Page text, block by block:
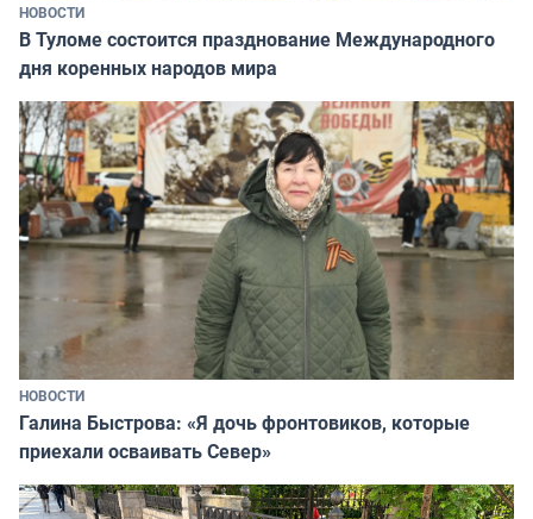
НОВОСТИ
В Туломе состоится празднование Международного
дня коренных народов мира
НОВОСТИ
Галина Быстрова: «Я дочь фронтовиков, которые
приехали осваивать Север»